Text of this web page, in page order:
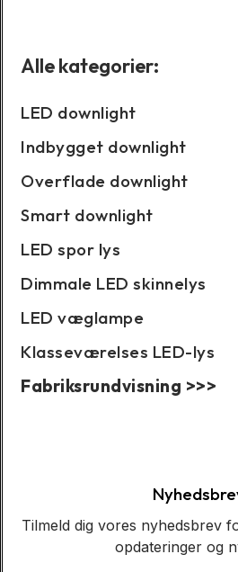
Alle kategorier:
LED downlight
Indbygget downlight
Overflade downlight
Smart downlight
LED spor lys
Dimmale LED skinnelys
LED væglampe
Klasseværelses LED-lys
Fabriksrundvisning >>>
Tilmeld dig vores nyhedsbrev
opdateringer og